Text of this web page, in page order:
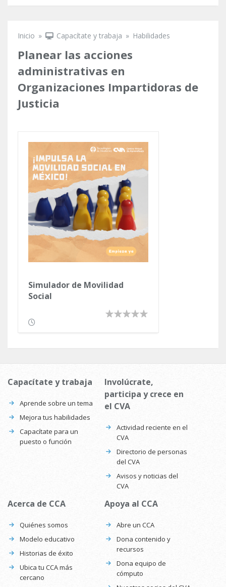
Se encuentra usted aquí
Inicio » Capacítate y trabaja » Habilidades
Planear las acciones
administrativas en
Organizaciones Impartidoras de
Justicia
Simulador de Movilidad
Social
Capacítate y trabaja
Aprende sobre un tema
Mejora tus habilidades
Capacítate para un
puesto o función
Involúcrate,
participa y crece en
el CVA
Actividad reciente en el
CVA
Directorio de personas
del CVA
Avisos y noticias del
CVA
Acerca de CCA
Quiénes somos
Modelo educativo
Historias de éxito
Ubica tu CCA más
cercano
Apoya al CCA
Abre un CCA
Dona contenido y
recursos
Dona equipo de
cómputo